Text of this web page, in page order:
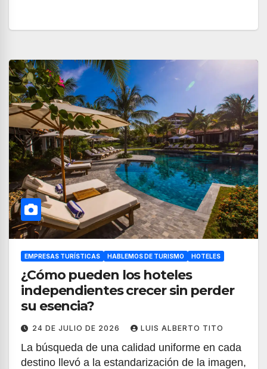
EMPRESAS TURÍSTICAS HABLEMOS DE TURISMO HOTELES
¿Cómo pueden los hoteles
independientes crecer sin perder
su esencia?
24 DE JULIO DE 2026 LUIS ALBERTO TITO
La búsqueda de una calidad uniforme en cada
destino llevó a la estandarización de la imagen,